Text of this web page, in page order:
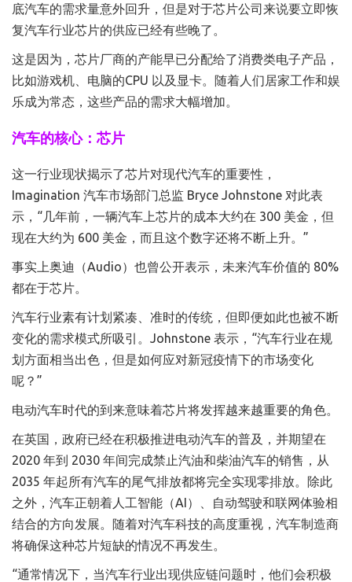
底汽车的需求量意外回升，但是对于芯片公司来说要立即恢
复汽车行业芯片的供应已经有些晚了。
这是因为，芯片厂商的产能早已分配给了消费类电子产品，
比如游戏机、电脑的CPU 以及显卡。随着人们居家工作和娱
乐成为常态，这些产品的需求大幅增加。
汽车的核心：芯片
这一行业现状揭示了芯片对现代汽车的重要性，
Imagination 汽车市场部门总监 Bryce Johnstone 对此表
示，“几年前，一辆汽车上芯片的成本大约在 300 美金，但
现在大约为 600 美金，而且这个数字还将不断上升。”
事实上奥迪（Audio）也曾公开表示，未来汽车价值的 80%
都在于芯片。
汽车行业素有计划紧凑、准时的传统，但即便如此也被不断
变化的需求模式所吸引。Johnstone 表示，“汽车行业在规
划方面相当出色，但是如何应对新冠疫情下的市场变化
呢？”
电动汽车时代的到来意味着芯片将发挥越来越重要的角色。
在英国，政府已经在积极推进电动汽车的普及，并期望在
2020 年到 2030 年间完成禁止汽油和柴油汽车的销售，从
2035 年起所有汽车的尾气排放都将完全实现零排放。除此
之外，汽车正朝着人工智能（AI）、自动驾驶和联网体验相
结合的方向发展。随着对汽车科技的高度重视，汽车制造商
将确保这种芯片短缺的情况不再发生。
“通常情况下，当汽车行业出现供应链问题时，他们会积极